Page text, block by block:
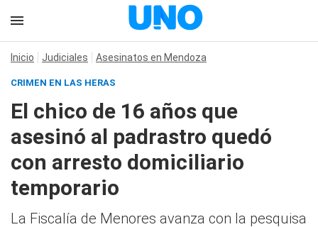
Inicio Judiciales Asesinatos en Mendoza
CRIMEN EN LAS HERAS
El chico de 16 años que
asesinó al padrastro quedó
con arresto domiciliario
temporario
La Fiscalía de Menores avanza con la pesquisa